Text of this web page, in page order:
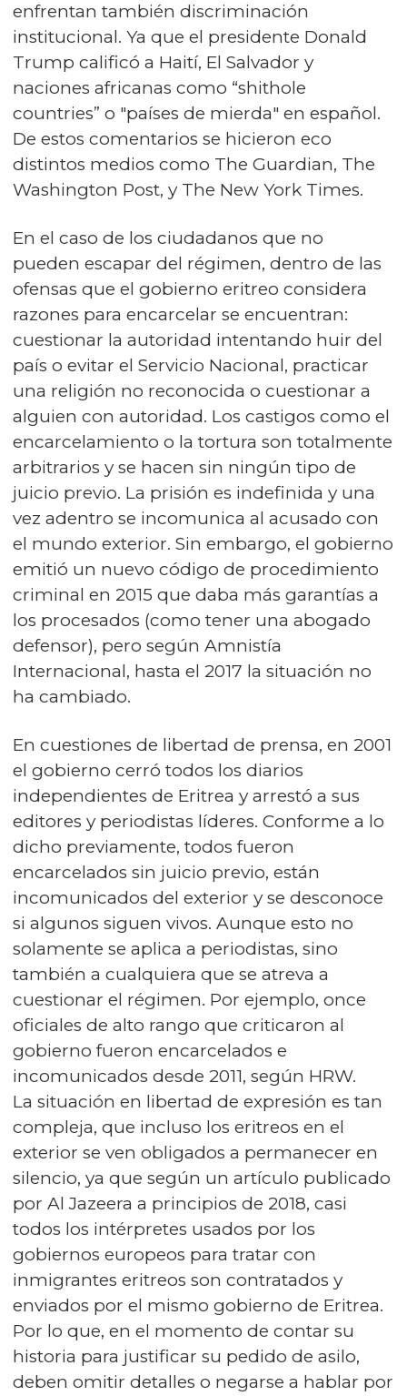
enfrentan también discriminación
institucional. Ya que el presidente Donald
Trump calificó a Haití, El Salvador y
naciones africanas como “shithole
countries” o "países de mierda" en español.
De estos comentarios se hicieron eco
distintos medios como The Guardian, The
Washington Post, y The New York Times.
En el caso de los ciudadanos que no
pueden escapar del régimen, dentro de las
ofensas que el gobierno eritreo considera
razones para encarcelar se encuentran:
cuestionar la autoridad intentando huir del
país o evitar el Servicio Nacional, practicar
una religión no reconocida o cuestionar a
alguien con autoridad. Los castigos como el
encarcelamiento o la tortura son totalmente
arbitrarios y se hacen sin ningún tipo de
juicio previo. La prisión es indefinida y una
vez adentro se incomunica al acusado con
el mundo exterior. Sin embargo, el gobierno
emitió un nuevo código de procedimiento
criminal en 2015 que daba más garantías a
los procesados (como tener una abogado
defensor), pero según Amnistía
Internacional, hasta el 2017 la situación no
ha cambiado.
En cuestiones de libertad de prensa, en 2001
el gobierno cerró todos los diarios
independientes de Eritrea y arrestó a sus
editores y periodistas líderes. Conforme a lo
dicho previamente, todos fueron
encarcelados sin juicio previo, están
incomunicados del exterior y se desconoce
si algunos siguen vivos. Aunque esto no
solamente se aplica a periodistas, sino
también a cualquiera que se atreva a
cuestionar el régimen. Por ejemplo, once
oficiales de alto rango que criticaron al
gobierno fueron encarcelados e
incomunicados desde 2011, según HRW.
La situación en libertad de expresión es tan
compleja, que incluso los eritreos en el
exterior se ven obligados a permanecer en
silencio, ya que según un artículo publicado
por Al Jazeera a principios de 2018, casi
todos los intérpretes usados por los
gobiernos europeos para tratar con
inmigrantes eritreos son contratados y
enviados por el mismo gobierno de Eritrea.
Por lo que, en el momento de contar su
historia para justificar su pedido de asilo,
deben omitir detalles o negarse a hablar por